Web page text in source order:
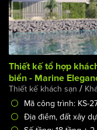
Thiết kế tổ hợp